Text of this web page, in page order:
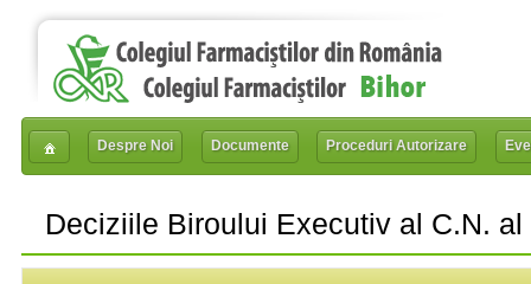
Despre Noi Documente Proceduri Autorizare
Deciziile Biroului Executiv al C.N. al